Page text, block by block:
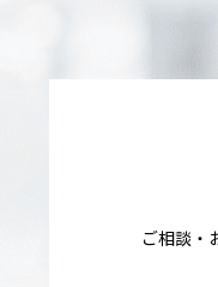
ご相談・